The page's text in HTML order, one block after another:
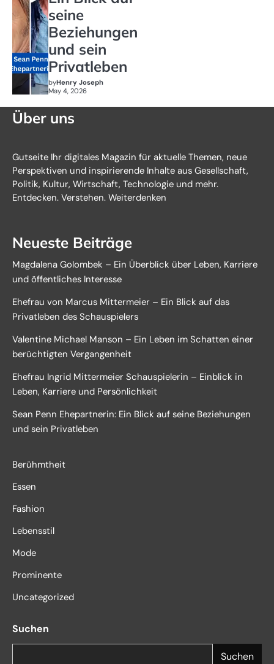
seine
Beziehungen
und sein
Privatleben
byHenry Joseph
May 4, 2026
Über uns
Gutseite Ihr digitales Magazin für aktuelle Themen, neue
Perspektiven und inspirierende Inhalte aus Gesellschaft,
Politik, Kultur, Wirtschaft, Technologie und mehr.
Entdecken. Verstehen. Weiterdenken
Neueste Beiträge
Magdalena Golombek – Ein Überblick über Leben, Karriere
und öffentliches Interesse
Ehefrau von Marcus Mittermeier – Ein Blick auf das
Privatleben des Schauspielers
Valentine Michael Manson – Ein Leben im Schatten einer
berüchtigten Vergangenheit
Ehefrau Ingrid Mittermeier Schauspielerin – Einblick in
Leben, Karriere und Persönlichkeit
Sean Penn Ehepartnerin: Ein Blick auf seine Beziehungen
und sein Privatleben
Berühmtheit
Essen
Fashion
Lebensstil
Mode
Prominente
Uncategorized
Suchen
Suchen